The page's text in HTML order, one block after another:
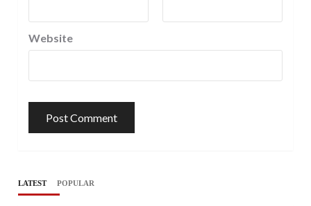
Website
LATEST POPULAR